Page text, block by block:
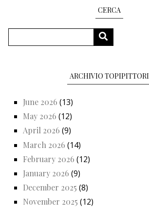
CERCA
SEARCH
ARCHIVIO TOPIPITTORI
June 2026 (13)
May 2026 (12)
April 2026 (9)
March 2026 (14)
February 2026 (12)
January 2026 (9)
December 2025 (8)
November 2025 (12)